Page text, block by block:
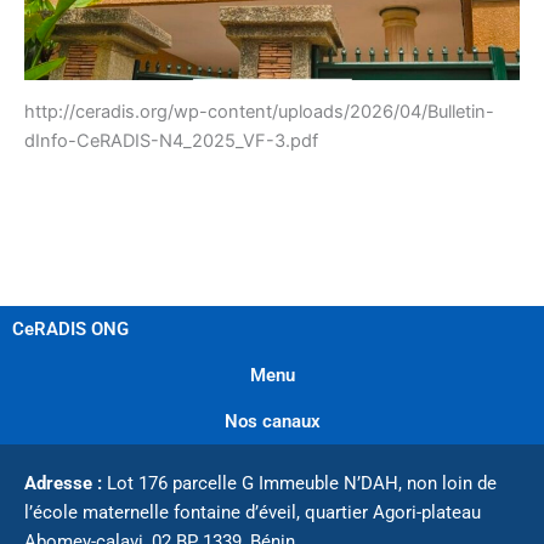
http://ceradis.org/wp-content/uploads/2026/04/Bulletin-
dInfo-CeRADIS-N4_2025_VF-3.pdf
CeRADIS ONG
Menu
Nos canaux
Adresse : Lot 176 parcelle G Immeuble N’DAH, non loin de
l’école maternelle fontaine d’éveil, quartier Agori-plateau